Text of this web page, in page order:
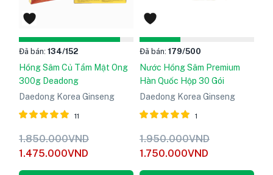
Đã bán: 134/152
Hồng Sâm Củ Tẩm Mật Ong
300g Deadong
Daedong Korea Ginseng
Được xếp
hạng
5.00
5
sao
11
1.850.000VND
1.475.000VND
Đã bán: 179/500
Nước Hồng Sâm Premium
Hàn Quốc Hộp 30 Gói
Daedong Korea Ginseng
Được xếp
hạng
5.00
5
sao
1
1.950.000VND
1.750.000VND